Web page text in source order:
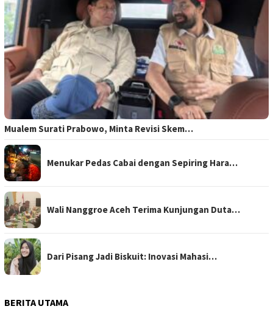
Mualem Surati Prabowo, Minta Revisi Skem…
Menukar Pedas Cabai dengan Sepiring Hara…
Wali Nanggroe Aceh Terima Kunjungan Duta…
Dari Pisang Jadi Biskuit: Inovasi Mahasi…
BERITA UTAMA